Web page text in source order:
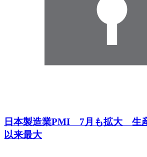
日本製造業PMI 7月も拡大 生
以来最大